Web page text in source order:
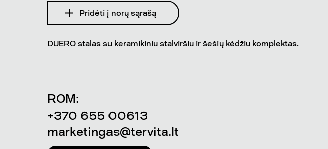
Pridėti į norų sąrašą
DUERO stalas su keramikiniu stalviršiu ir šešių kėdžiu komplektas.
ROM:
+370 655 00613
marketingas@tervita.lt